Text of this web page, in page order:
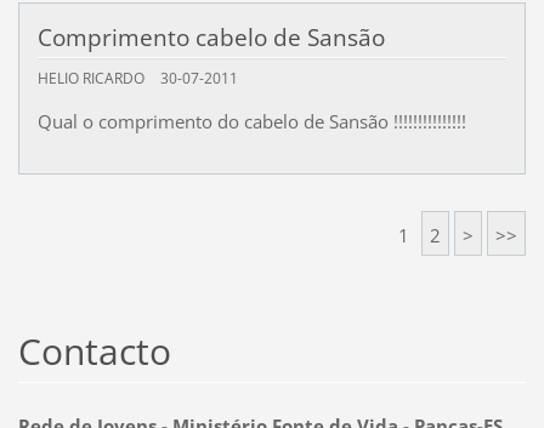
Comprimento cabelo de Sansão
HELIO RICARDO 30-07-2011
Qual o comprimento do cabelo de Sansão !!!!!!!!!!!!!!!
1 2 > >>
Contacto